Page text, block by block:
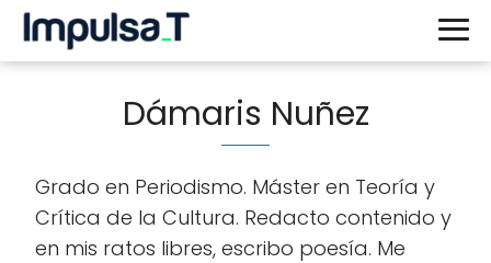
Dámaris Nuñez
Grado en Periodismo. Máster en Teoría y
Crítica de la Cultura. Redacto contenido y
en mis ratos libres, escribo poesía. Me